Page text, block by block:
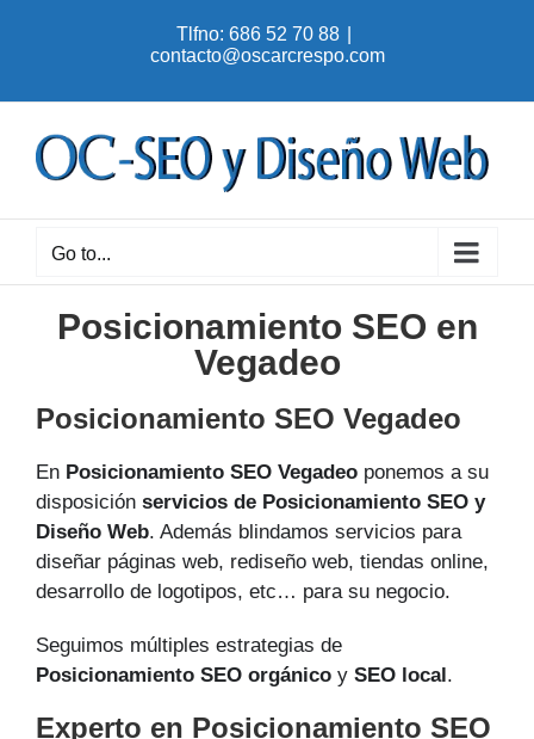
Tlfno: 686 52 70 88
contacto@oscarcrespo.com
Go to...
Posicionamiento SEO en
Vegadeo
Posicionamiento SEO Vegadeo
En Posicionamiento SEO Vegadeo ponemos a su
disposición servicios de Posicionamiento SEO y
Diseño Web. Además blindamos servicios para
diseñar páginas web, rediseño web, tiendas online,
desarrollo de logotipos, etc… para su negocio.
Seguimos múltiples estrategias de
Posicionamiento SEO orgánico y SEO local .
Experto en Posicionamiento SEO